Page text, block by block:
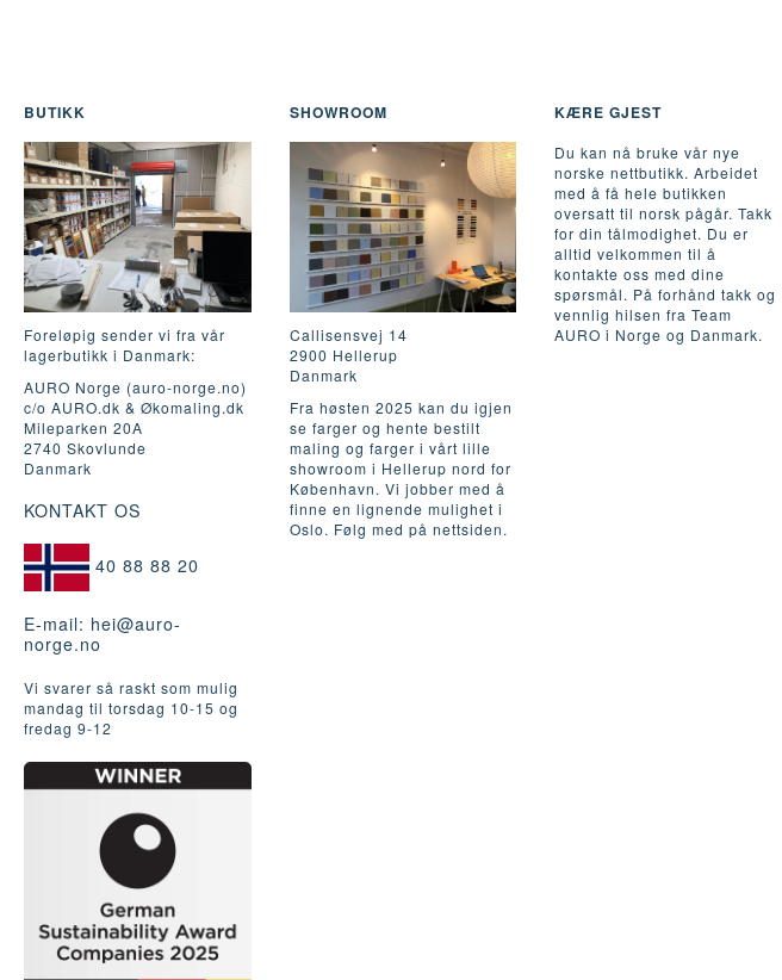
BUTIKK
Foreløpig sender vi fra vår
lagerbutikk i Danmark:
AURO Norge (auro-norge.no)
c/o AURO.dk & Økomaling.dk
Mileparken 20A
2740 Skovlunde
Danmark
KONTAKT OS
40 88 88 20
E-mail: hei@auro-
norge.no
Vi svarer så raskt som mulig
mandag til torsdag 10-15 og
fredag ​​9-12
SHOWROOM
Callisensvej 14
2900 Hellerup
Danmark
Fra høsten 2025 kan du igjen
se farger og hente bestilt
maling og farger i vårt lille
showroom i Hellerup nord for
København. Vi jobber med å
finne en lignende mulighet i
Oslo. Følg med på nettsiden.
KÆRE GJEST
Du kan nå bruke vår nye
norske nettbutikk. Arbeidet
med å få hele butikken
oversatt til norsk pågår. Takk
for din tålmodighet. Du er
alltid velkommen til å
kontakte oss med dine
spørsmål. På forhånd takk og
vennlig hilsen fra Team
AURO i Norge og Danmark.